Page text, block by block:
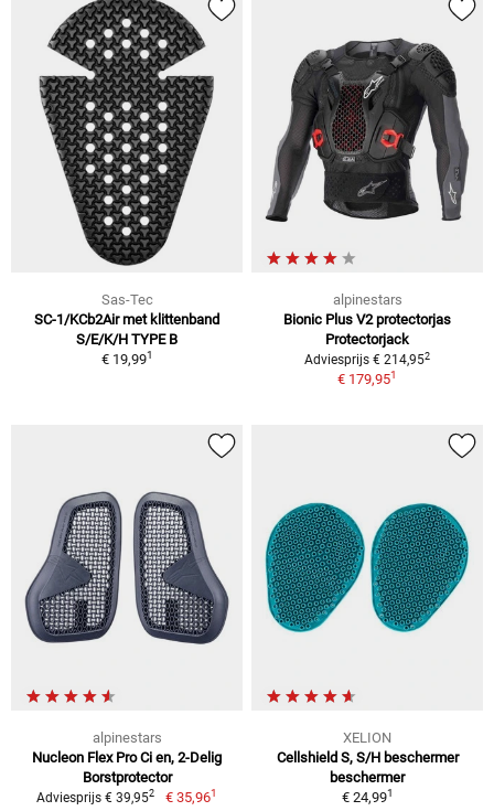
Sas-Tec
SC-1/KCb2Air met klittenband
S/E/K/H TYPE B
€ 19,991
alpinestars
Bionic Plus V2 protectorjas
Protectorjack
Adviesprijs € 214,952
€ 179,951
alpinestars
Nucleon Flex Pro Ci en, 2-Delig
Borstprotector
Adviesprijs € 39,952 € 35,961
XELION
Cellshield S, S/H beschermer
beschermer
€ 24,991